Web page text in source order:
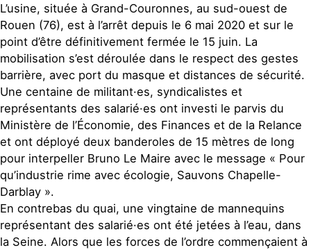
L’usine, située à Grand-Couronnes, au sud-ouest de
Rouen (76), est à l’arrêt depuis le 6 mai 2020 et sur le
point d’être définitivement fermée le 15 juin. La
mobilisation s’est déroulée dans le respect des gestes
barrière, avec port du masque et distances de sécurité.
Une centaine de militant·es, syndicalistes et
représentants des salarié·es ont investi le parvis du
Ministère de l’Économie, des Finances et de la Relance
et ont déployé deux banderoles de 15 mètres de long
pour interpeller Bruno Le Maire avec le message « Pour
qu’industrie rime avec écologie, Sauvons Chapelle-
Darblay ».
En contrebas du quai, une vingtaine de mannequins
représentant des salarié·es ont été jetées à l’eau, dans
la Seine. Alors que les forces de l’ordre commençaient à